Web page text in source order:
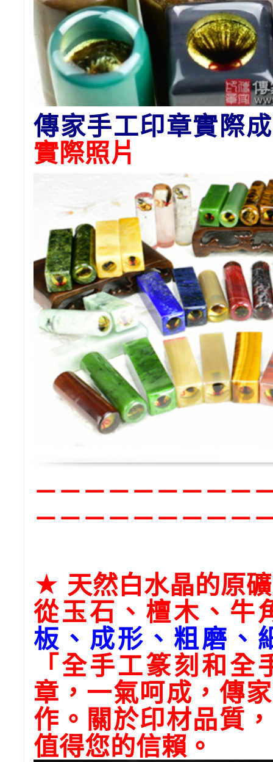
傳家手工印章實際
實際照片
－－－－－－－－－
－－－－－－－－－
★ 天然白水晶的原
從玉石、檀木、牛
板、成形、粗磨、
「全手工篆刻和
章，一氣呵成，傳
作。關於印材品質
值得您的信賴。